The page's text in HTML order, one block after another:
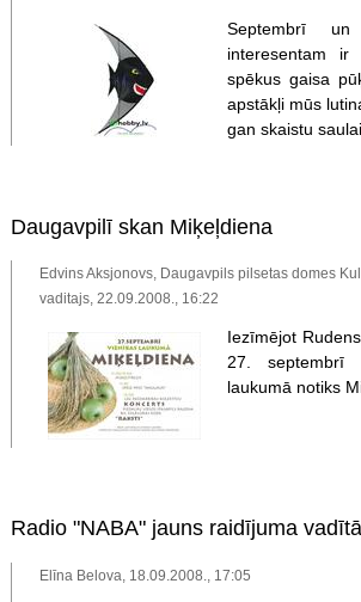
Septembrī
interesentam ir
spēkus gaisa
apstākļi mūs
gan skaistu
Daugavpilī skan Miķeļdiena
Edvins Aksjonovs, Daugavpils pilsetas domes
vaditajs, 22.09.2008., 16:22
Iezīmējot
27. septembrī
laukumā notiks
Radio "NABA" jauns raidījuma
Elīna Belova, 18.09.2008., 17:05